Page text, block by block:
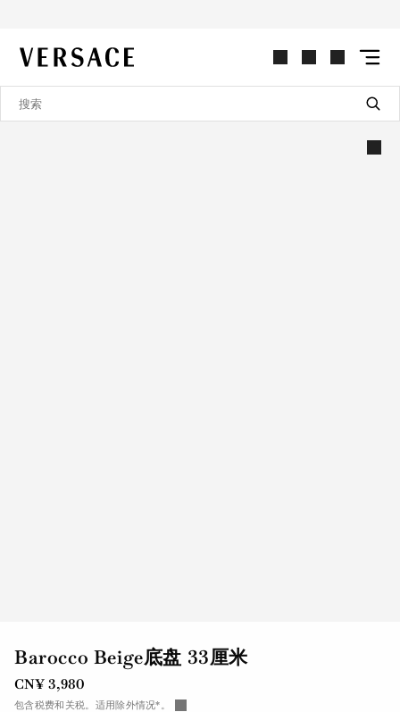
VERSACE | 主页
Barocco Beige底盘 33厘米
CN¥ 3,980
包含税费和关税。适用除外情况*。